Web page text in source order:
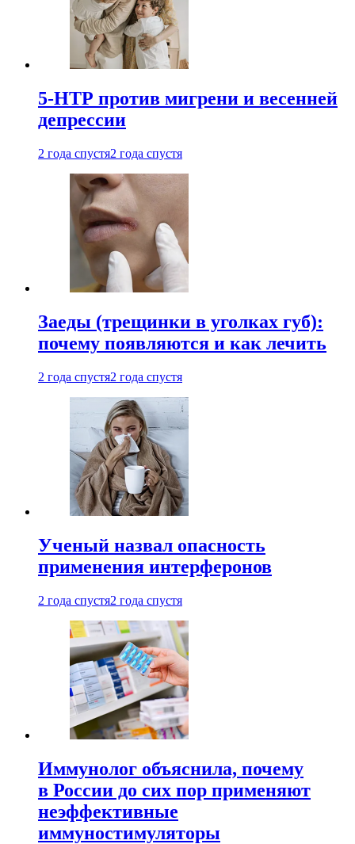
5-НТР против мигрени и весенней
депрессии
2 года спустя2 года спустя
Заеды (трещинки в уголках губ):
почему появляются и как лечить
2 года спустя2 года спустя
Ученый назвал опасность
применения интерферонов
2 года спустя2 года спустя
Иммунолог объяснила, почему
в России до сих пор применяют
неэффективные
иммуностимуляторы